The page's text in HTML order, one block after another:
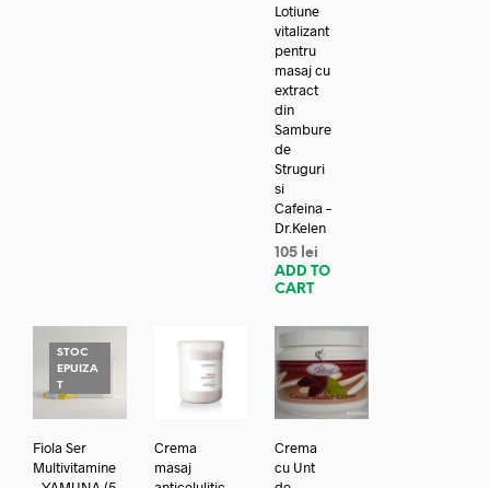
Lotiune
vitalizant
pentru
masaj cu
extract
din
Sambure
de
Struguri
si
Cafeina –
Dr.Kelen
105 lei
ADD TO
CART
STOC
EPUIZA
T
Fiola Ser
Multivitamine
Crema
masaj
Crema
cu Unt